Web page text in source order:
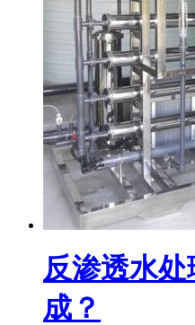
反渗透水处
成？